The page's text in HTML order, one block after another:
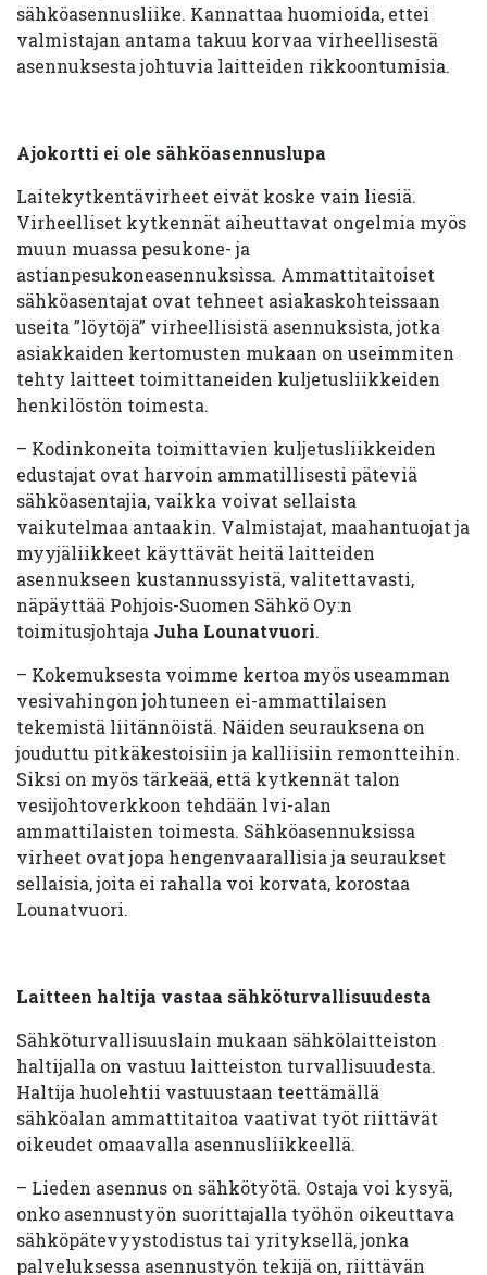
sähköasennusliike. Kannattaa huomioida, ettei
valmistajan antama takuu korvaa virheellisestä
asennuksesta johtuvia laitteiden rikkoontumisia.
Ajokortti ei ole sähköasennuslupa
Laitekytkentävirheet eivät koske vain liesiä.
Virheelliset kytkennät aiheuttavat ongelmia myös
muun muassa pesukone- ja
astianpesukoneasennuksissa. Ammattitaitoiset
sähköasentajat ovat tehneet asiakaskohteissaan
useita ”löytöjä” virheellisistä asennuksista, jotka
asiakkaiden kertomusten mukaan on useimmiten
tehty laitteet toimittaneiden kuljetusliikkeiden
henkilöstön toimesta.
– Kodinkoneita toimittavien kuljetusliikkeiden
edustajat ovat harvoin ammatillisesti päteviä
sähköasentajia, vaikka voivat sellaista
vaikutelmaa antaakin. Valmistajat, maahantuojat ja
myyjäliikkeet käyttävät heitä laitteiden
asennukseen kustannussyistä, valitettavasti,
näpäyttää Pohjois-Suomen Sähkö Oy:n
toimitusjohtaja Juha Lounatvuori.
– Kokemuksesta voimme kertoa myös useamman
vesivahingon johtuneen ei-ammattilaisen
tekemistä liitännöistä. Näiden seurauksena on
jouduttu pitkäkestoisiin ja kalliisiin remontteihin.
Siksi on myös tärkeää, että kytkennät talon
vesijohtoverkkoon tehdään lvi-alan
ammattilaisten toimesta. Sähköasennuksissa
virheet ovat jopa hengenvaarallisia ja seuraukset
sellaisia, joita ei rahalla voi korvata, korostaa
Lounatvuori.
Laitteen haltija vastaa sähköturvallisuudesta
Sähköturvallisuuslain mukaan sähkölaitteiston
haltijalla on vastuu laitteiston turvallisuudesta.
Haltija huolehtii vastuustaan teettämällä
sähköalan ammattitaitoa vaativat työt riittävät
oikeudet omaavalla asennusliikkeellä.
– Lieden asennus on sähkötyötä. Ostaja voi kysyä,
onko asennustyön suorittajalla työhön oikeuttava
sähköpätevyystodistus tai yrityksellä, jonka
palveluksessa asennustyön tekijä on, riittävän